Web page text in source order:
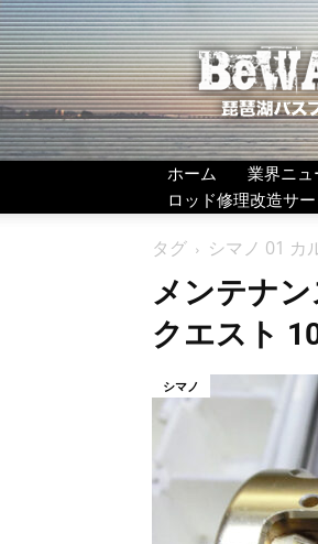
ホーム 業界ニュ
ロッド修理改造サ
タグ シマノ 01 カ
メンテナ
クエスト
シマノ